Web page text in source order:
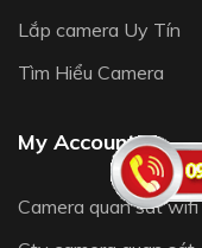
Lắp camera Uy Tín
Tìm Hiểu Camera
My Account
Camera quan sát wifi